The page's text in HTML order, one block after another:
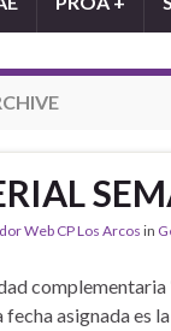
Web CP Los Arcos in
complementaria
asignada es